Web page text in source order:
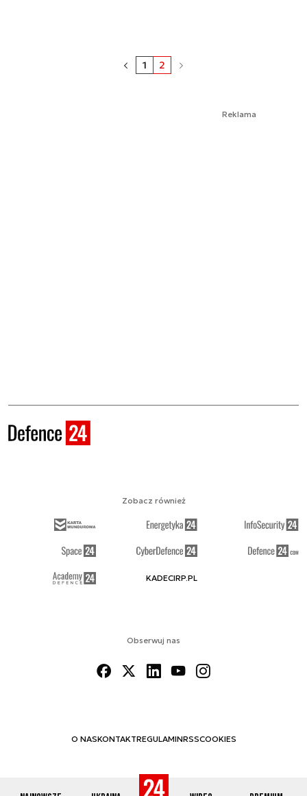
1 2
Reklama
Obserwuj nas
O NASKONTAKTREGULAMINRSSCOOKIES
Zobacz również
KADECIRP.PL